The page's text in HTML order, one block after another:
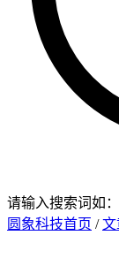
请输入搜索词如
圆象科技首页 /文